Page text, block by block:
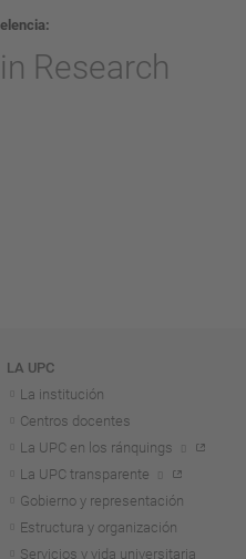
LA UPC
La institución
Centros docentes
La UPC en los ránquings
La UPC transparente
Gobierno y representación
Estructura y organización
Servicios y vida universitaria